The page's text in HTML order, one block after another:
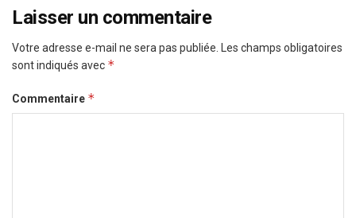
Laisser un commentaire
Votre adresse e-mail ne sera pas publiée. Les champs obligatoires
sont indiqués avec *
Commentaire *